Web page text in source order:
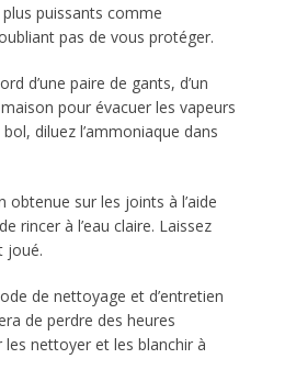
puissants comme
pas de vous protéger.
d’une paire de gants, d’un
pour évacuer les vapeurs
diluez l’ammoniaque dans
obtenue sur les joints à l’aide
rincer à l’eau claire. Laissez
joué.
de nettoyage et d’entretien
de perdre des heures
les nettoyer et les blanchir à